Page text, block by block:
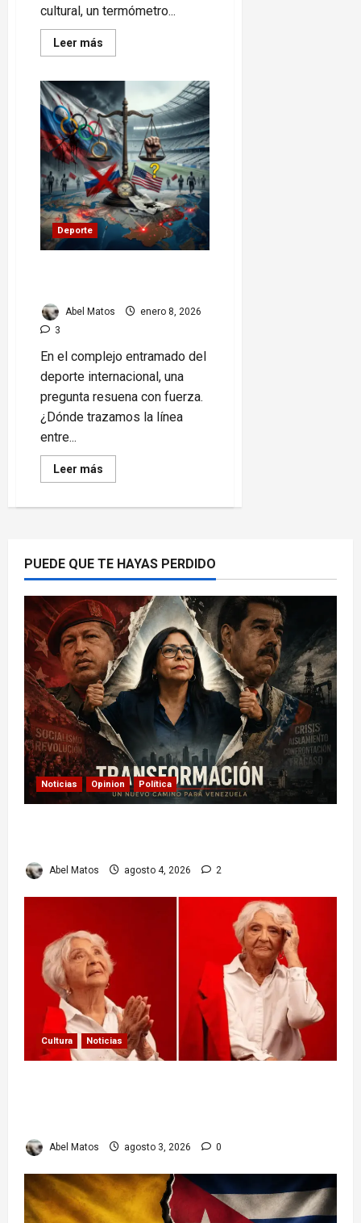
cultural, un termómetro...
Leer más
more
Bad
Bunny
y
Trump,
el
show
que
dividió
a
EE.UU.
Deporte
Abel Matos
enero 8, 2026
3
En el complejo entramado del
deporte internacional, una
pregunta resuena con fuerza.
¿Dónde trazamos la línea
entre...
Leer más
more
París
Milano
Cortina
2026?
PUEDE QUE TE HAYAS PERDIDO
Noticias Opinion Política
Abel Matos agosto 4, 2026 2
Cultura Noticias
Abel Matos agosto 3, 2026 0